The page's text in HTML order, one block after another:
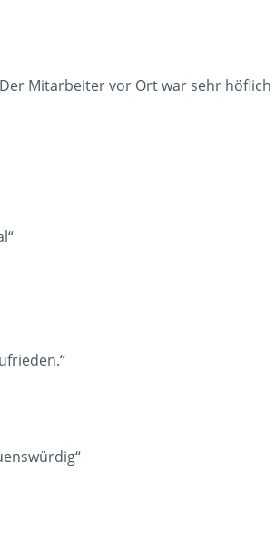
Mitarbeiter vor Ort war sehr höflich